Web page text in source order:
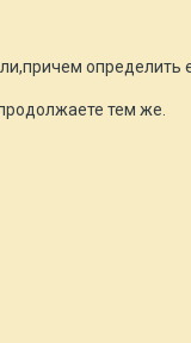
тем же.